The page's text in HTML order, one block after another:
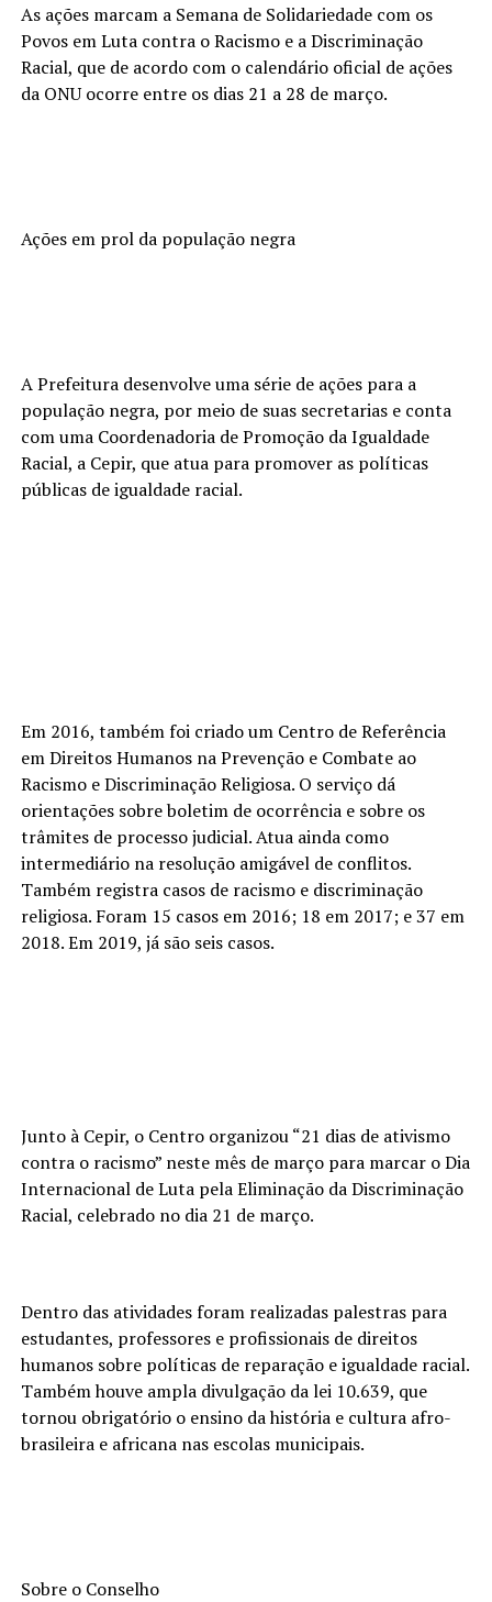
As ações marcam a Semana de Solidariedade com os
Povos em Luta contra o Racismo e a Discriminação
Racial, que de acordo com o calendário oficial de ações
da ONU ocorre entre os dias 21 a 28 de março.
Ações em prol da população negra
A Prefeitura desenvolve uma série de ações para a
população negra, por meio de suas secretarias e conta
com uma Coordenadoria de Promoção da Igualdade
Racial, a Cepir, que atua para promover as políticas
públicas de igualdade racial.
Em 2016, também foi criado um Centro de Referência
em Direitos Humanos na Prevenção e Combate ao
Racismo e Discriminação Religiosa. O serviço dá
orientações sobre boletim de ocorrência e sobre os
trâmites de processo judicial. Atua ainda como
intermediário na resolução amigável de conflitos.
Também registra casos de racismo e discriminação
religiosa. Foram 15 casos em 2016; 18 em 2017; e 37 em
2018. Em 2019, já são seis casos.
Junto à Cepir, o Centro organizou “21 dias de ativismo
contra o racismo” neste mês de março para marcar o Dia
Internacional de Luta pela Eliminação da Discriminação
Racial, celebrado no dia 21 de março.
Dentro das atividades foram realizadas palestras para
estudantes, professores e profissionais de direitos
humanos sobre políticas de reparação e igualdade racial.
Também houve ampla divulgação da lei 10.639, que
tornou obrigatório o ensino da história e cultura afro-
brasileira e africana nas escolas municipais.
Sobre o Conselho